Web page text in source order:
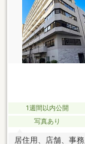
1週間以内公開
写真あり
居住用、店舗、事